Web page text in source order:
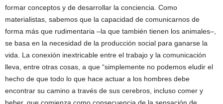
formar conceptos y de desarrollar la conciencia. Como
materialistas, sabemos que la capacidad de comunicarnos de
forma más que rudimentaria –la que también tienen los animales–,
se basa en la necesidad de la producción social para ganarse la
vida. La conexión inextricable entre el trabajo y la comunicación
lleva, entre otras cosas, a que “simplemente no podemos eludir el
hecho de que todo lo que hace actuar a los hombres debe
encontrar su camino a través de sus cerebros, incluso comer y